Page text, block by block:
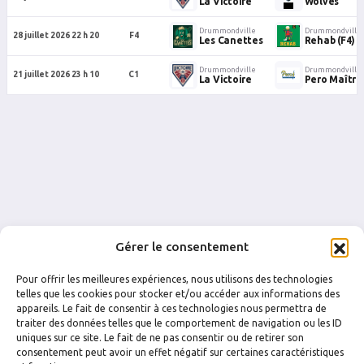
Gérer le consentement
Pour offrir les meilleures expériences, nous utilisons des technologies
telles que les cookies pour stocker et/ou accéder aux informations des
appareils. Le fait de consentir à ces technologies nous permettra de
traiter des données telles que le comportement de navigation ou les ID
uniques sur ce site. Le fait de ne pas consentir ou de retirer son
consentement peut avoir un effet négatif sur certaines caractéristiques
28 juillet 2026 22 h 20 F4
Drummondville
Les Canettes
Drummondville
Rehab (F4)
21 juillet 2026 23 h 10 C1
Drummondville
La Victoire
Drummondville
Pero
FACEBOOK INSTAGRAM